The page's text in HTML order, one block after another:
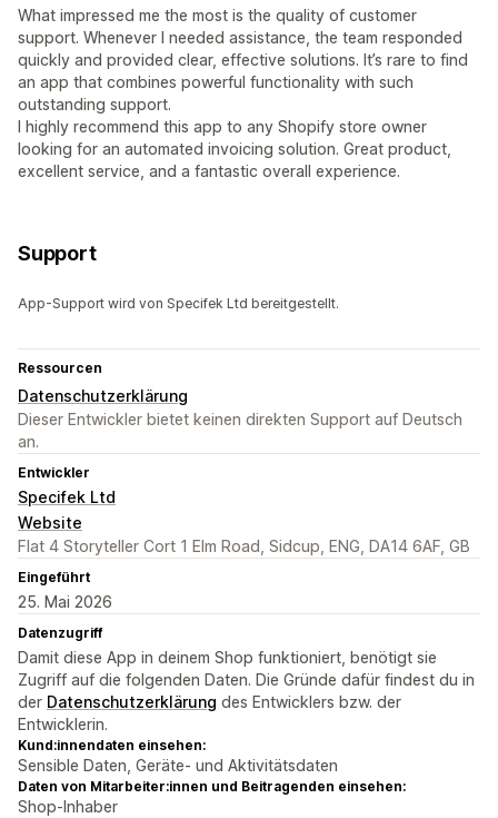
What impressed me the most is the quality of customer
support. Whenever I needed assistance, the team responded
quickly and provided clear, effective solutions. It’s rare to find
an app that combines powerful functionality with such
outstanding support.
I highly recommend this app to any Shopify store owner
looking for an automated invoicing solution. Great product,
excellent service, and a fantastic overall experience.
Support
App-Support wird von Specifek Ltd bereitgestellt.
Ressourcen
Datenschutzerklärung
Dieser Entwickler bietet keinen direkten Support auf Deutsch
an.
Entwickler
Specifek Ltd
Website
Flat 4 Storyteller Cort 1 Elm Road, Sidcup, ENG, DA14 6AF, GB
Eingeführt
25. Mai 2026
Datenzugriff
Damit diese App in deinem Shop funktioniert, benötigt sie
Zugriff auf die folgenden Daten. Die Gründe dafür findest du in
der Datenschutzerklärung des Entwicklers bzw. der
Entwicklerin.
Kund:innendaten einsehen:
Sensible Daten, Geräte- und Aktivitätsdaten
Daten von Mitarbeiter:innen und Beitragenden einsehen:
Shop-Inhaber